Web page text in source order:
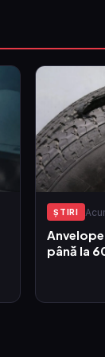
ŞTIRI
până la